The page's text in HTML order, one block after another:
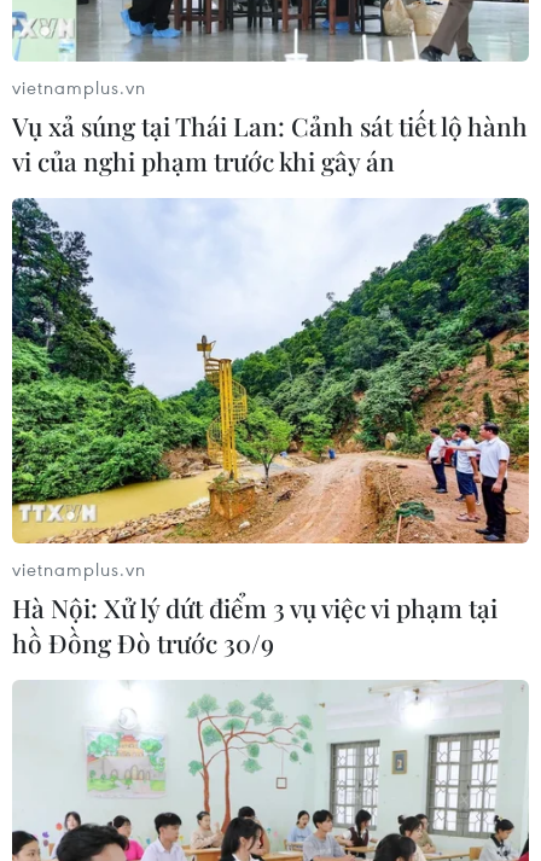
vietnamplus.vn
Vụ xả súng tại Thái Lan: Cảnh sát tiết lộ hành
vi của nghi phạm trước khi gây án
vietnamplus.vn
Hà Nội: Xử lý dứt điểm 3 vụ việc vi phạm tại
hồ Đồng Đò trước 30/9